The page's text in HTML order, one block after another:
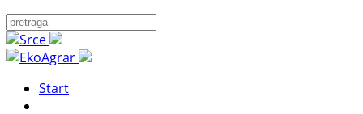
Start